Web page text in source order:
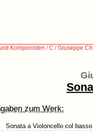
Komponisten /C /Giuseppe
zum Werk:
Sonata a Violoncello col basso